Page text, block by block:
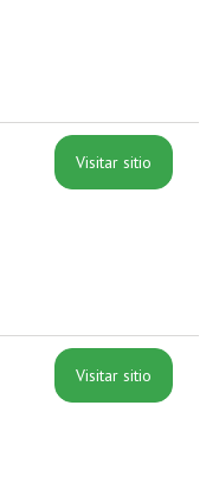
Visitar sitio
Visitar sitio